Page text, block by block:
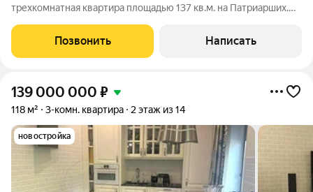
трехкомнатная квартира площадью 137 кв.м. на Патриарших.
гардеробными и санузлами, гардеробная, гостевой санузел,
постирочная, прихожая. Высота
Позвонить Написать
139 000 000 ₽
118 м² 3-комн. квартира 2 этаж из 14
новостройка